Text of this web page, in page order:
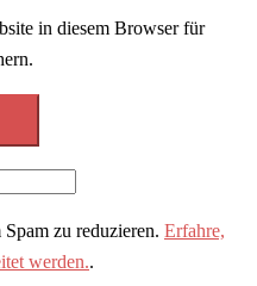
in diesem Browser für
zu reduzieren. Erfahre,
werden..